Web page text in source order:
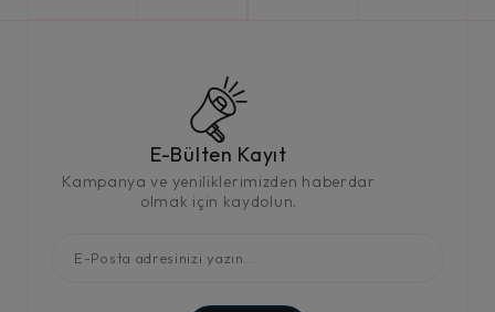
E-Bülten Kayıt
Kampanya ve yeniliklerimizden haberdar
olmak için kaydolun.